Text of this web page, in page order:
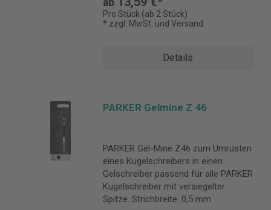
ab
Pro Stück (ab 2 Stück)
* zzgl. MwSt. und Versand
Details
PARKER Gelmine Z 46
PARKER Gel-Mine Z46 zum Umrüsten
eines Kugelschreibers in einen
Gelschreiber passend für alle PARKER
Kugelschreiber mit versiegelter
Spitze. Strichbreite: 0,5 mm.